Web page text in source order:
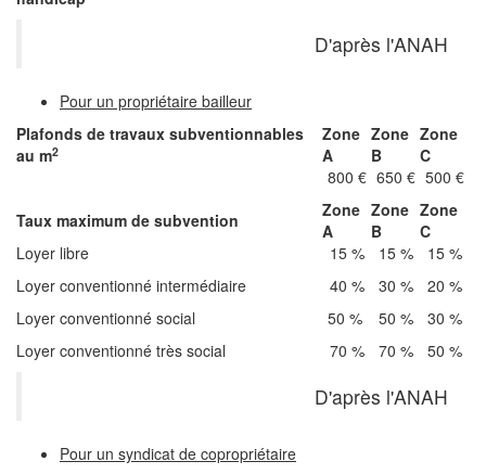
D'après l'ANAH
Pour un propriétaire bailleur
Plafonds de travaux subventionnables
au m2
Zone
A
Zone
B
Zone
C
800 € 650 € 500 €
Taux maximum de subvention
Zone
A
Zone
B
Zone
C
Loyer libre
15 % 15 %
15 %
Loyer conventionné intermédiaire
40 % 30 %
20 %
Loyer conventionné social
50 % 50 %
30 %
Loyer conventionné très social
70 % 70 % 50 %
D'après l'ANAH
Pour un syndicat de copropriétaire